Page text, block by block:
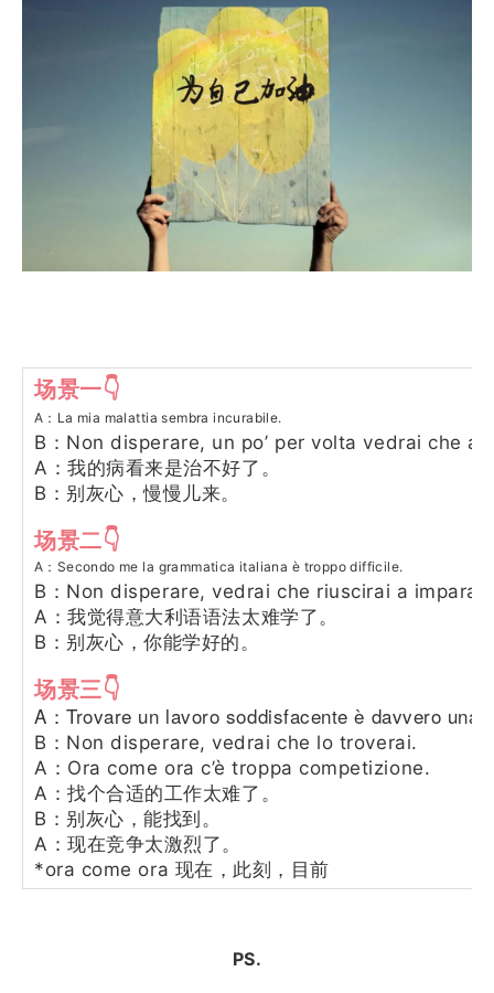
场景一👇
A：La mia malattia sembra incurabile.
B：Non disperare, un po’ per volta vedrai che
A：我的病看来是治不好了。
B：别灰心，慢慢儿来。
场景二👇
A：Secondo me la grammatica italiana è troppo difficile.
B：Non disperare, vedrai che riuscirai a
A：我觉得意大利语语法太难学了。
B：别灰心，你能学好的。
场景三👇
A：Trovare un lavoro soddisfacente è davvero una
B：Non disperare, vedrai che lo troverai.
A：Ora come ora c’è troppa competizione.
A：找个合适的工作太难了。
B：别灰心，能找到。
A：现在竞争太激烈了。
*ora come ora 现在，此刻，目前
PS.